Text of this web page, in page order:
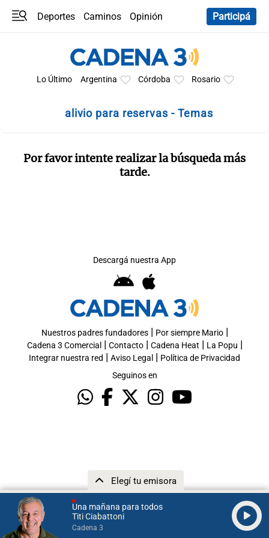
Una mañana para todos
Titi Ciabattoni
Cadena 3
Elegí tu emisora
Deportes Caminos
Opinión
Participá
Lo Último Argentina Córdoba Rosario
alivio para reservas - Temas
Por favor intente realizar la búsqueda más
tarde.
Descargá nuestra App
Nuestros padres fundadores| Por siempre Mario|
Cadena 3 Comercial | Contacto| Cadena Heat | La Popu |
Integrar nuestra red | Aviso Legal | Política de Privacidad
Seguinos en